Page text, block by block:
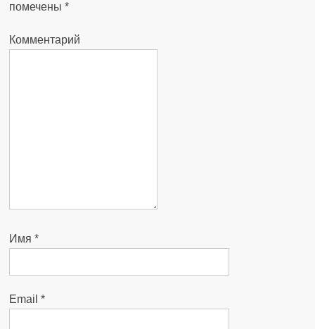
помечены*
Комментарий
Имя*
Email*